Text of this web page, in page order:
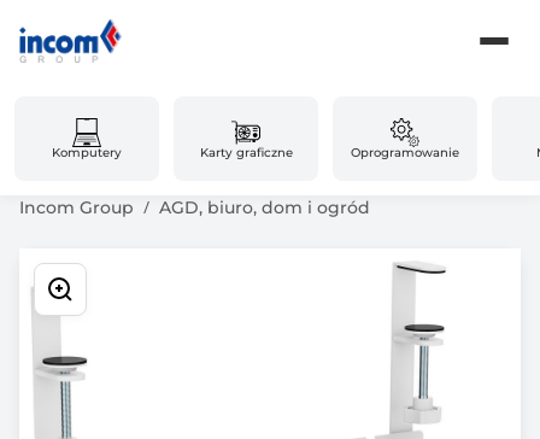
Komputery Karty graficzne Oprogramowanie
Incom Group AGD, biuro, dom i ogród